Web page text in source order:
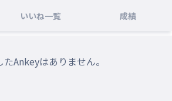
いいね一覧 成績
Ankeyはありません。